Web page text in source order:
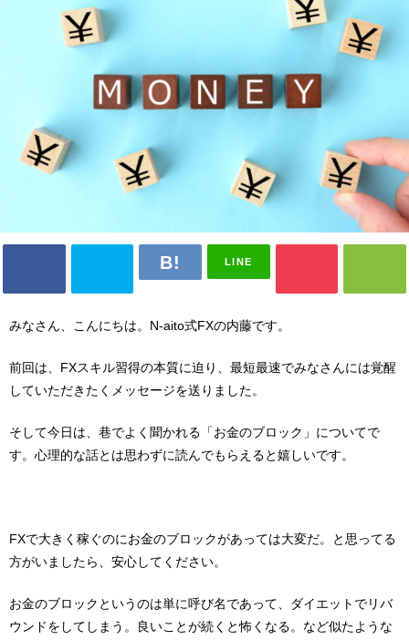
LINE
みなさん、こんにちは。N-aito式FXの内藤です。
前回は、FXスキル習得の本質に迫り、最短最速でみなさんには覚醒
していただきたくメッセージを送りました。
そして今日は、巷でよく聞かれる「お金のブロック」についてで
す。心理的な話とは思わずに読んでもらえると嬉しいです。
FXで大きく稼ぐのにお金のブロックがあっては大変だ。と思ってる
方がいましたら、安心してください。
お金のブロックというのは単に呼び名であって、ダイエットでリバ
ウンドをしてしまう。良いことが続くと怖くなる。など似たような